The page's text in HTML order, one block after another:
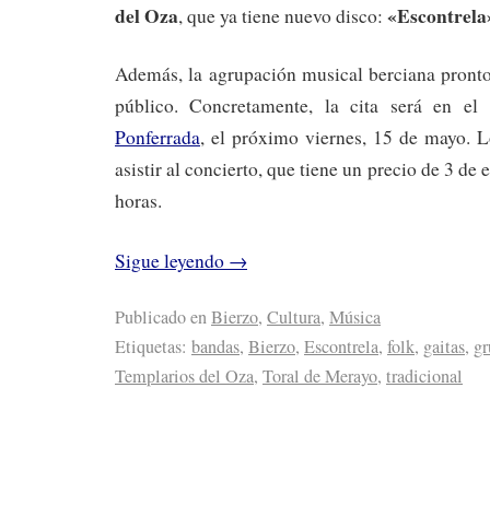
del Oza, que ya tiene nuevo disco:
Además, la agrupación musical berciana
público. Concretamente, la cita será en
Ponferrada, el próximo viernes, 15 de mayo.
asistir al concierto, que tiene un precio de 3 de
horas.
Sigue leyendo →
Publicado enBierzo, Cultura, Música
Etiquetas: bandas, Bierzo, Escontrela, folk, gaitas,
Templarios del Oza, Toral de Merayo, tradicional